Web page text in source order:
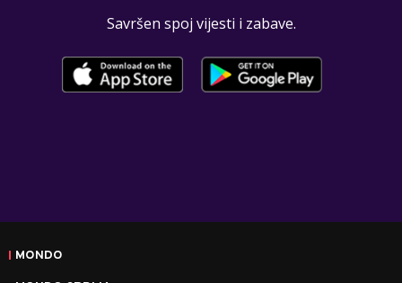
Savršen spoj vijesti i zabave.
MONDO